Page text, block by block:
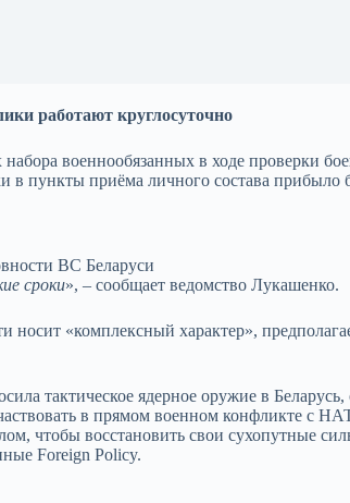
работают круглосуточно
военнообязанных в ходе проверки
пункты приёма личного состава прибыло
ВС Беларуси
сроки», – сообщает ведомство Лукашенко.
«комплексный характер»,
тактическое ядерное оружие в
в прямом военном конфликте с
чтобы восстановить свои сухопутные
Foreign Policy.